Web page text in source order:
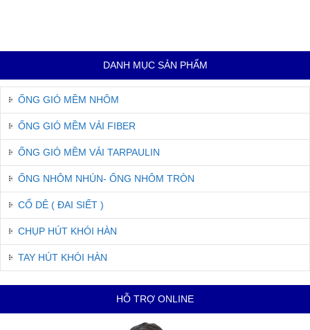
DANH MỤC SẢN PHẨM
ỐNG GIÓ MỀM NHÔM
ỐNG GIÓ MỀM VẢI FIBER
ỐNG GIÓ MỀM VẢI TARPAULIN
ỐNG NHÔM NHÚN- ỐNG NHÔM TRÒN
CỔ DÊ ( ĐAI SIẾT )
CHỤP HÚT KHÓI HÀN
TAY HÚT KHÓI HÀN
HỖ TRỢ ONLINE